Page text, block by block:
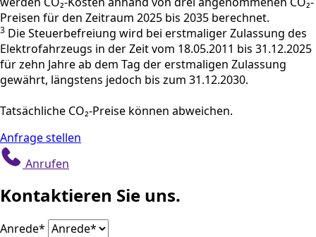
Preisen für den Zeitraum 2025 bis 2035 berechnet.
3 Die Steuerbefreiung wird bei erstmaliger Zulassung des
Elektrofahrzeugs in der Zeit vom 18.05.2011 bis 31.12.2025
für zehn Jahre ab dem Tag der erstmaligen Zulassung
gewährt, längstens jedoch bis zum 31.12.2030.
Tatsächliche CO₂-Preise können abweichen.
Anfrage stellen
Anrufen
Kontaktieren Sie uns.
Anrede*